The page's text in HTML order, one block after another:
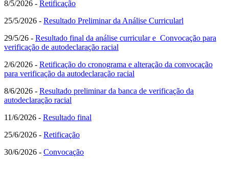
8/5/2026 - Retificação
25/5/2026 - Resultado Preliminar da Análise Curricularl
29/5/26 - Resultado final da análise curricular e Convocação para
verificação de autodeclaração racial
2/6/2026 - Retificação do cronograma e alteração da convocação
para verificação da autodeclaração racial
8/6/2026 - Resultado preliminar da banca de verificação da
autodeclaração racial
11/6/2026 - Resultado final
25/6/2026 - Retificação
30/6/2026 - Convocação